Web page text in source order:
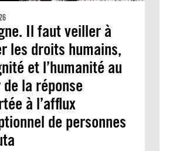
Il faut veiller à
les droits humains,
et l’humanité au
la réponse
à l’afflux
de personnes